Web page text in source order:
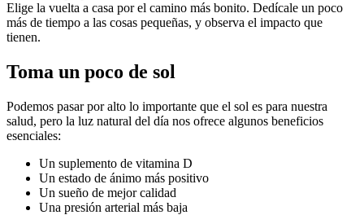
Elige la vuelta a casa por el camino más bonito. Dedícale un poco
más de tiempo a las cosas pequeñas, y observa el impacto que
tienen.
Toma un poco de sol
Podemos pasar por alto lo importante que el sol es para nuestra
salud, pero la luz natural del día nos ofrece algunos beneficios
esenciales:
Un suplemento de vitamina D
Un estado de ánimo más positivo
Un sueño de mejor calidad
Una presión arterial más baja